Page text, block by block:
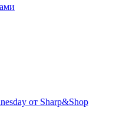
от Sharp&Shop